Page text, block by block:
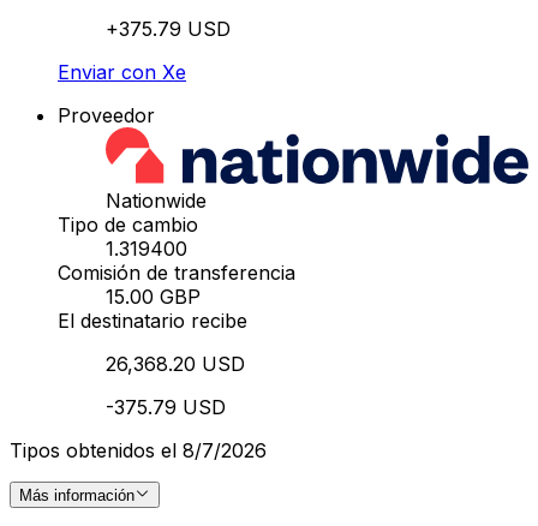
+375.79 USD
Enviar con Xe
Proveedor
Nationwide
Tipo de cambio
1.319400
Comisión de transferencia
15.00 GBP
El destinatario recibe
26,368.20 USD
-375.79 USD
Tipos obtenidos el 8/7/2026
Más información